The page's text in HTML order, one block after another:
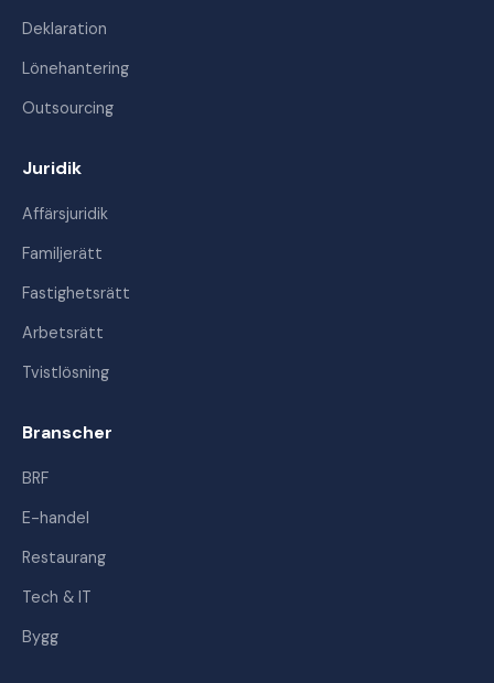
Deklaration
Lönehantering
Outsourcing
Juridik
Affärsjuridik
Familjerätt
Fastighetsrätt
Arbetsrätt
Tvistlösning
Branscher
BRF
E-handel
Restaurang
Tech & IT
Bygg